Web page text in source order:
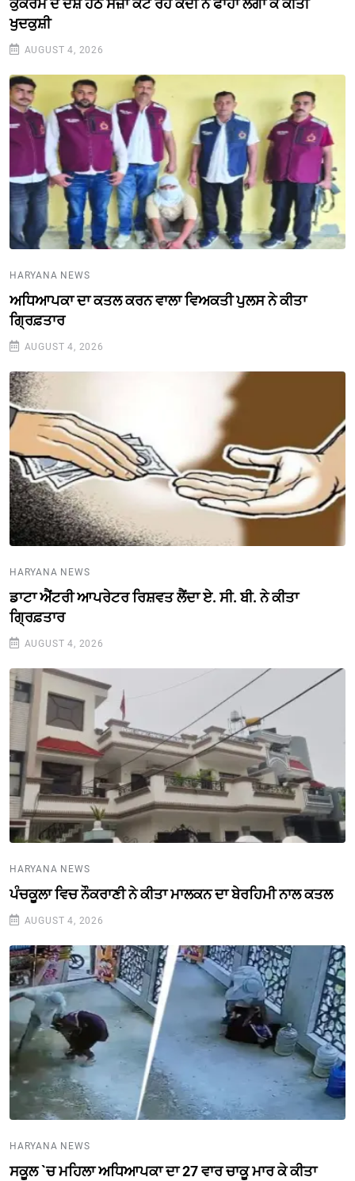
ਕੁਕਰਮ ਦੇ ਦੋਸ਼ ਹੇਠ ਸਜ਼ਾ ਕੱਟ ਰਹੇ ਕੈਦੀ ਨੇ ਫਾਹਾ ਲਗਾ ਕੇ ਕੀਤੀ
ਖੁਦਕੁਸ਼ੀ
AUGUST 4, 2026
HARYANA NEWS
ਅਧਿਆਪਕਾ ਦਾ ਕਤਲ ਕਰਨ ਵਾਲਾ ਵਿਅਕਤੀ ਪੁਲਸ ਨੇ ਕੀਤਾ
ਗ੍ਰਿਫ਼ਤਾਰ
AUGUST 4, 2026
HARYANA NEWS
ਡਾਟਾ ਐਂਟਰੀ ਆਪਰੇਟਰ ਰਿਸ਼ਵਤ ਲੈਂਦਾ ਏ. ਸੀ. ਬੀ. ਨੇ ਕੀਤਾ
ਗ੍ਰਿਫ਼ਤਾਰ
AUGUST 4, 2026
HARYANA NEWS
ਪੰਚਕੂਲਾ ਵਿਚ ਨੌਕਰਾਣੀ ਨੇ ਕੀਤਾ ਮਾਲਕਨ ਦਾ ਬੇਰਹਿਮੀ ਨਾਲ ਕਤਲ
AUGUST 4, 2026
HARYANA NEWS
ਸਕੂਲ `ਚ ਮਹਿਲਾ ਅਧਿਆਪਕਾ ਦਾ 27 ਵਾਰ ਚਾਕੂ ਮਾਰ ਕੇ ਕੀਤਾ